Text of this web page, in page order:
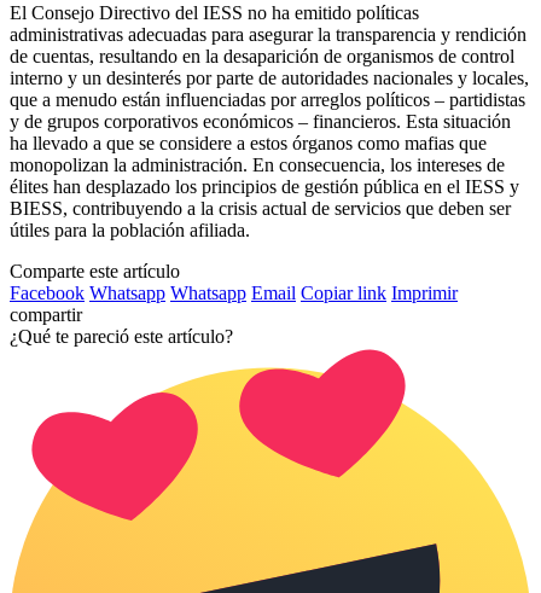
El Consejo Directivo del IESS no ha emitido políticas
administrativas adecuadas para asegurar la transparencia y rendición
de cuentas, resultando en la desaparición de organismos de control
interno y un desinterés por parte de autoridades nacionales y locales,
que a menudo están influenciadas por arreglos políticos – partidistas
y de grupos corporativos económicos – financieros. Esta situación
ha llevado a que se considere a estos órganos como mafias que
monopolizan la administración. En consecuencia, los intereses de
élites han desplazado los principios de gestión pública en el IESS y
BIESS, contribuyendo a la crisis actual de servicios que deben ser
útiles para la población afiliada.
Comparte este artículo
Facebook Whatsapp Whatsapp Email Copiar link Imprimir
compartir
¿Qué te pareció este artículo?